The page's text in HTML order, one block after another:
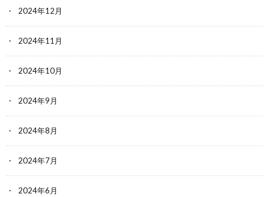
2024年12月
2024年11月
2024年10月
2024年9月
2024年8月
2024年7月
2024年6月